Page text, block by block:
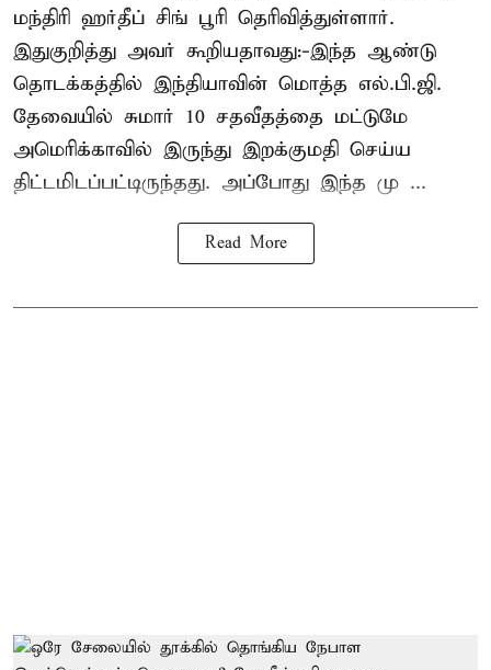
மந்திரி ஹர்தீப் சிங் பூரி தெரிவித்துள்ளார்.
இதுகுறித்து அவர் கூறியதாவது:-இந்த ஆண்டு
தொடக்கத்தில் இந்தியாவின் மொத்த எல்.பி.ஜி.
தேவையில் சுமார் 10 சதவீதத்தை மட்டுமே
அமெரிக்காவில் இருந்து இறக்குமதி செய்ய
திட்டமிடப்பட்டிருந்தது. அப்போது இந்த மு ...
Read More